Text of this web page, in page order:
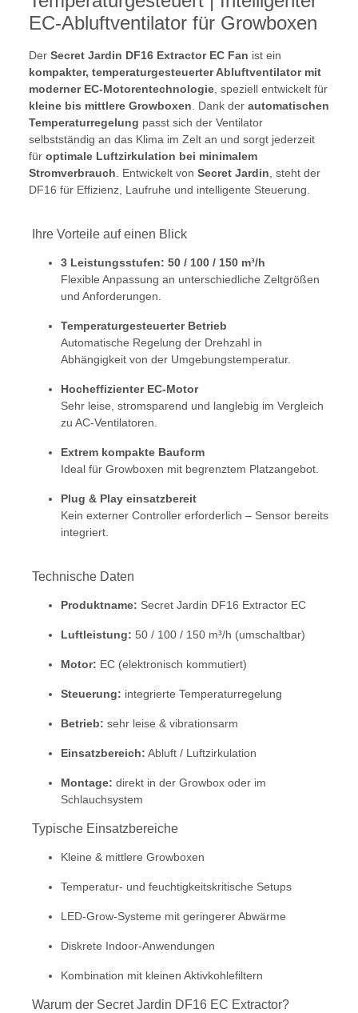
EC-Abluftventilator für Growboxen
Der Secret Jardin DF16 Extractor EC Fan ist ein
kompakter, temperaturgesteuerter Abluftventilator mit
moderner EC-Motorentechnologie, speziell entwickelt für
kleine bis mittlere Growboxen. Dank der automatischen
Temperaturregelung passt sich der Ventilator
selbstständig an das Klima im Zelt an und sorgt jederzeit
für optimale Luftzirkulation bei minimalem
Stromverbrauch. Entwickelt von Secret Jardin, steht der
DF16 für Effizienz, Laufruhe und intelligente Steuerung.
Ihre Vorteile auf einen Blick
3 Leistungsstufen: 50 / 100 / 150 m³/h
Flexible Anpassung an unterschiedliche Zeltgrößen
und Anforderungen.
Temperaturgesteuerter Betrieb
Automatische Regelung der Drehzahl in
Abhängigkeit von der Umgebungstemperatur.
Hocheffizienter EC-Motor
Sehr leise, stromsparend und langlebig im Vergleich
zu AC-Ventilatoren.
Extrem kompakte Bauform
Ideal für Growboxen mit begrenztem Platzangebot.
Plug & Play einsatzbereit
Kein externer Controller erforderlich – Sensor bereits
integriert.
Technische Daten
Produktname: Secret Jardin DF16 Extractor EC
Luftleistung: 50 / 100 / 150 m³/h (umschaltbar)
Motor: EC (elektronisch kommutiert)
Steuerung: integrierte Temperaturregelung
Betrieb: sehr leise & vibrationsarm
Einsatzbereich: Abluft / Luftzirkulation
Montage: direkt in der Growbox oder im
Schlauchsystem
Typische Einsatzbereiche
Kleine & mittlere Growboxen
Temperatur- und feuchtigkeitskritische Setups
LED-Grow-Systeme mit geringerer Abwärme
Diskrete Indoor-Anwendungen
Kombination mit kleinen Aktivkohlefiltern
Warum der Secret Jardin DF16 EC Extractor?